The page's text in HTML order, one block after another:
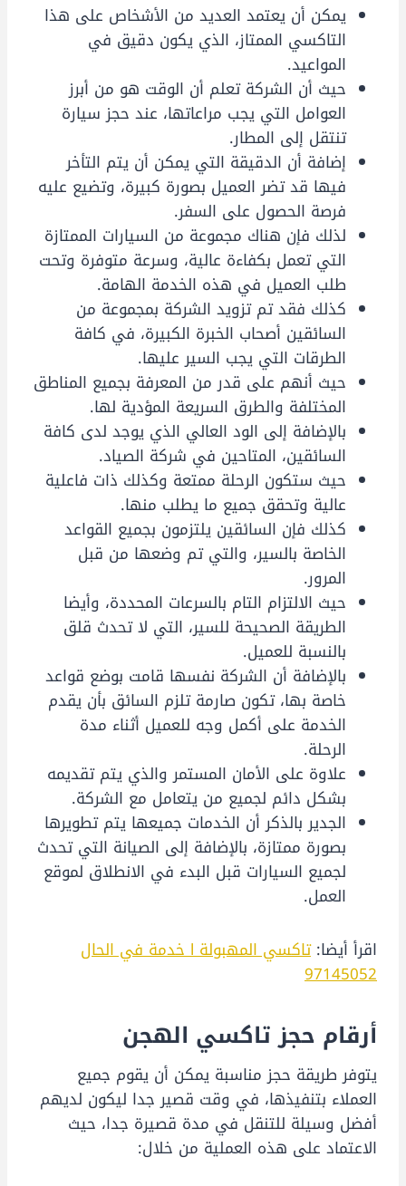
يمكن أن يعتمد العديد من الأشخاص على هذا
التاكسي الممتاز، الذي يكون دقيق في
المواعيد.
حيث أن الشركة تعلم أن الوقت هو من أبرز
العوامل التي يجب مراعاتها، عند حجز سيارة
تنتقل إلى المطار.
إضافة أن الدقيقة التي يمكن أن يتم التأخر
فيها قد تضر العميل بصورة كبيرة، وتضيع عليه
فرصة الحصول على السفر.
لذلك فإن هناك مجموعة من السيارات الممتازة
التي تعمل بكفاءة عالية، وسرعة متوفرة وتحت
طلب العميل في هذه الخدمة الهامة.
كذلك فقد تم تزويد الشركة بمجموعة من
السائقين أصحاب الخبرة الكبيرة، في كافة
الطرقات التي يجب السير عليها.
حيث أنهم على قدر من المعرفة بجميع المناطق
المختلفة والطرق السريعة المؤدية لها.
بالإضافة إلى الود العالي الذي يوجد لدى كافة
السائقين، المتاحين في شركة الصياد.
حيث ستكون الرحلة ممتعة وكذلك ذات فاعلية
عالية وتحقق جميع ما يطلب منها.
كذلك فإن السائقين يلتزمون بجميع القواعد
الخاصة بالسير، والتي تم وضعها من قبل
المرور.
حيث الالتزام التام بالسرعات المحددة، وأيضا
الطريقة الصحيحة للسير، التي لا تحدث قلق
بالنسبة للعميل.
بالإضافة أن الشركة نفسها قامت بوضع قواعد
خاصة بها، تكون صارمة تلزم السائق بأن يقدم
الخدمة على أكمل وجه للعميل أثناء مدة
الرحلة.
علاوة على الأمان المستمر والذي يتم تقديمه
بشكل دائم لجميع من يتعامل مع الشركة.
الجدير بالذكر أن الخدمات جميعها يتم تطويرها
بصورة ممتازة، بالإضافة إلى الصيانة التي تحدث
لجميع السيارات قبل البدء في الانطلاق لموقع
العمل.
اقرأ أيضا:
تاكسي المهبولة l خدمة في الحال
97145052
أرقام حجز تاكسي الهجن
يتوفر طريقة حجز مناسبة يمكن أن يقوم جميع
العملاء بتنفيذها، في وقت قصير جدا ليكون لديهم
أفضل وسيلة للتنقل في مدة قصيرة جدا، حيث
الاعتماد على هذه العملية من خلال: